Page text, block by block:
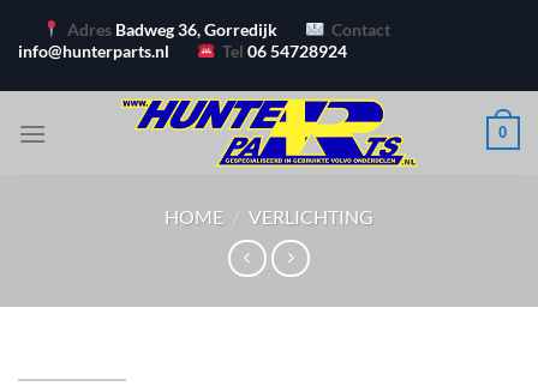
naar
Adres Badweg 36, Gorredijk
Contact
info@hunterparts.nl
Tel06 54728924
0
HOME / VERLICHTING